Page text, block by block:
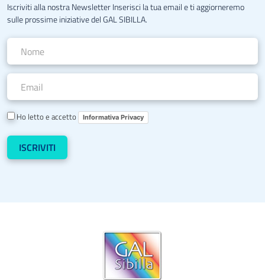
Iscriviti alla nostra Newsletter Inserisci la tua email e ti aggiorneremo
sulle prossime iniziative del GAL SIBILLA.
Ho letto e accetto Informativa Privacy